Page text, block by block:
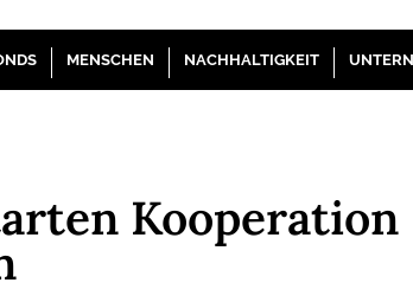
MENSCHEN NACHHALTIGKEIT
Kooperation